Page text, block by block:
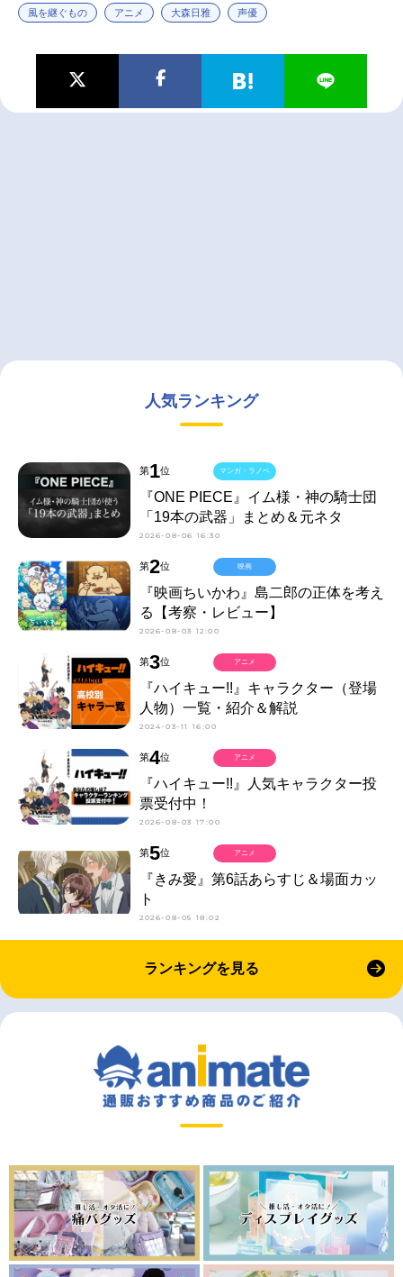
風を継ぐもの アニメ 大森日雅 声優
人気ランキング
第1位
『ONE PIECE』イム様・神の騎士団
「19本の武器」まとめ＆元ネタ
2026-08-06 16:30
マンガ・ラノベ
第2位
『映画ちいかわ』島二郎の正体を考え
る【考察・レビュー】
2026-08-03 12:00
映画
第3位
『ハイキュー!!』キャラクター（登場
人物）一覧・紹介＆解説
2024-03-11 16:00
アニメ
第4位
『ハイキュー!!』人気キャラクター投
票受付中！
2026-08-03 17:00
アニメ
第5位
『きみ愛』第6話あらすじ＆場面カッ
ト
2026-08-05 18:02
アニメ
ランキングを見る